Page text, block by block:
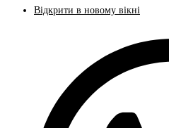
Відкрити в новому вікні